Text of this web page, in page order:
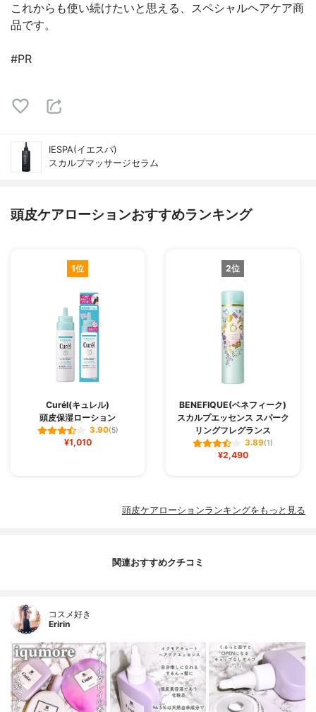
これからも使い続けたいと思える、スペシャルヘアケア商
品です。
#PR
IESPA(イエスパ)
スカルプマッサージセラム
頭皮ケアローションおすすめランキング
1位
Curél(キュレル)
頭皮保湿ローション
3.90(5)
¥1,010
2位
BENEFIQUE(ベネフィーク)
スカルプエッセンス スパーク
リングフレグランス
3.89(1)
¥2,490
頭皮ケアローションランキングをもっと見る
関連おすすめクチコミ
コスメ好き
Eririn